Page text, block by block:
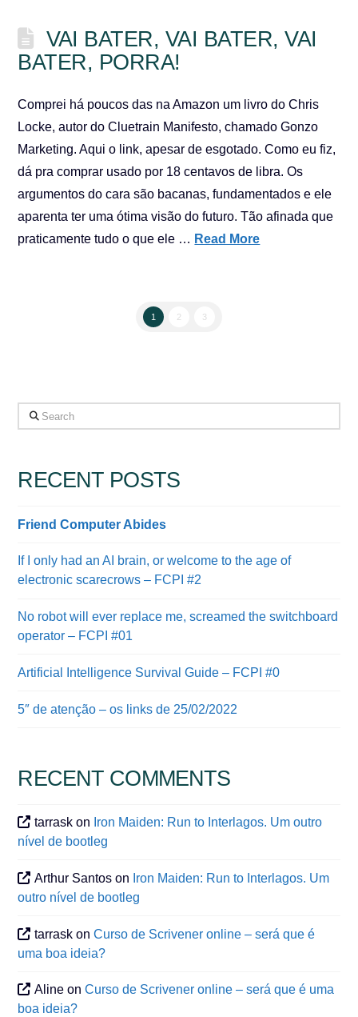
VAI BATER, VAI BATER, VAI
BATER, PORRA!
Comprei há poucos das na Amazon um livro do Chris
Locke, autor do Cluetrain Manifesto, chamado Gonzo
Marketing. Aqui o link, apesar de esgotado. Como eu fiz,
dá pra comprar usado por 18 centavos de libra. Os
argumentos do cara são bacanas, fundamentados e ele
aparenta ter uma ótima visão do futuro. Tão afinada que
praticamente tudo o que ele … Read More
1 2 3
Search
RECENT POSTS
Friend Computer Abides
If I only had an AI brain, or welcome to the age of
electronic scarecrows – FCPI #2
No robot will ever replace me, screamed the switchboard
operator – FCPI #01
Artificial Intelligence Survival Guide – FCPI #0
5″ de atenção – os links de 25/02/2022
RECENT COMMENTS
tarrask on Iron Maiden: Run to Interlagos. Um outro
nível de bootleg
Arthur Santos on Iron Maiden: Run to Interlagos. Um
outro nível de bootleg
tarrask onCurso de Scrivener online – será que é
uma boa ideia?
Aline onCurso de Scrivener online – será que é uma
boa ideia?